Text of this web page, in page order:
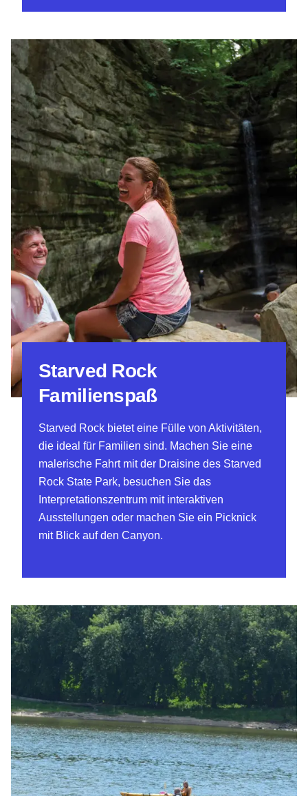
Starved Rock
Familienspaß
Starved Rock bietet eine Fülle von Aktivitäten,
die ideal für Familien sind. Machen Sie eine
malerische Fahrt mit der Draisine des Starved
Rock State Park, besuchen Sie das
Interpretationszentrum mit interaktiven
Ausstellungen oder machen Sie ein Picknick
mit Blick auf den Canyon.